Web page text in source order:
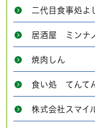
二代目食事処よ
居酒屋 ミンナ
焼肉しん
食い処 てんて
株式会社スマイ